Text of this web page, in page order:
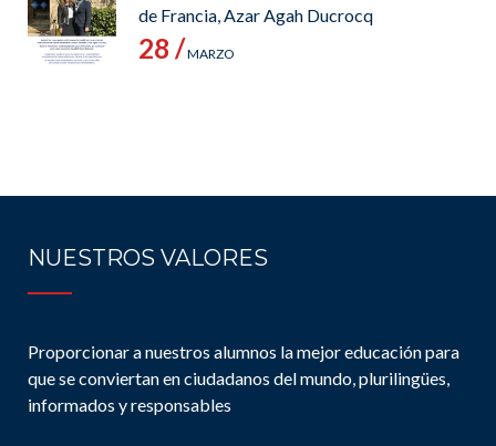
de Francia, Azar Agah Ducrocq
28 /MARZO
NUESTROS VALORES
Proporcionar a nuestros alumnos la mejor educación para
que se conviertan en ciudadanos del mundo, plurilingües,
informados y responsables